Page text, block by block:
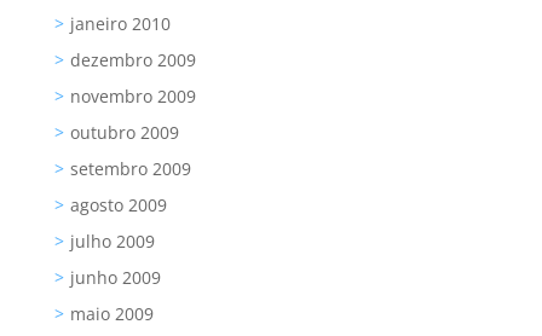
janeiro 2010
dezembro 2009
novembro 2009
outubro 2009
setembro 2009
agosto 2009
julho 2009
junho 2009
maio 2009